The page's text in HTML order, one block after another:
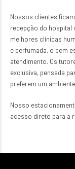
Nossos clientes
recepção do hospital
melhores clínicas
e perfumada, o bem
atendimento. Os
exclusiva, pensada
preferem um
Nosso
acesso direto para a